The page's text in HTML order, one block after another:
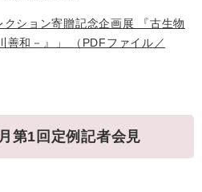
ション寄贈記念企画展 『古生物
善和－』」 （PDFファイル／
第1回定例記者会見